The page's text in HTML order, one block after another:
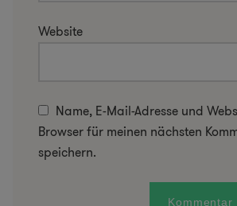
Website
Name, E-Mail-Adresse und
Browser für meinen nächsten
speichern.